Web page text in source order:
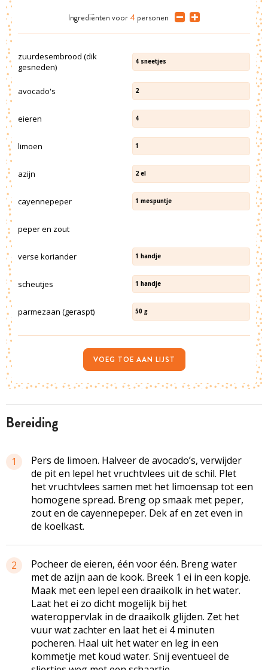
bereiding
1
Pers de limoen. Halveer de avocado’s, verwijder
de pit en lepel het vruchtvlees uit de schil. Plet
het vruchtvlees samen met het limoensap tot een
homogene spread. Breng op smaak met peper,
zout en de cayennepeper. Dek af en zet even in
de koelkast.
2
Pocheer de eieren, één voor één. Breng water
met de azijn aan de kook. Breek 1 ei in een kopje.
Maak met een lepel een draaikolk in het water.
Laat het ei zo dicht mogelijk bij het
wateroppervlak in de draaikolk glijden. Zet het
vuur wat zachter en laat het ei 4 minuten
pocheren. Haal uit het water en leg in een
kommetje met koud water. Snij eventueel de
Ingrediënten voor 4 personen
zuurdesembrood (dik
gesneden)
4 sneetjes
avocado's 2
eieren 4
limoen 1
azijn 2 el
cayennepeper 1 mespuntje
peper en zout
verse koriander 1 handje
scheutjes 1 handje
parmezaan (geraspt) 50 g
VOEG TOE AAN LIJST